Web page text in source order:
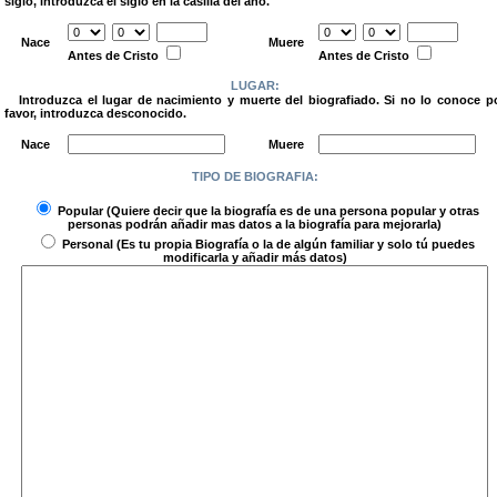
Nace
Antes de Cristo
Muere
Antes de Cristo
LUGAR:
Introduzca el lugar de nacimiento y muerte del biografiado. Si no lo conoce
favor, introduzca desconocido.
Nace
Muere
TIPO DE BIOGRAFIA:
Popular(Quiere decir que la biografía es de una persona popular y otras
personas podrán añadir mas datos a la biografía para mejorarla)
Personal(Es tu propia Biografía o la de algún familiar y solo tú puedes
modificarla y añadir más datos)